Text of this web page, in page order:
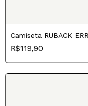
Camiseta RUBACK
R$119,90